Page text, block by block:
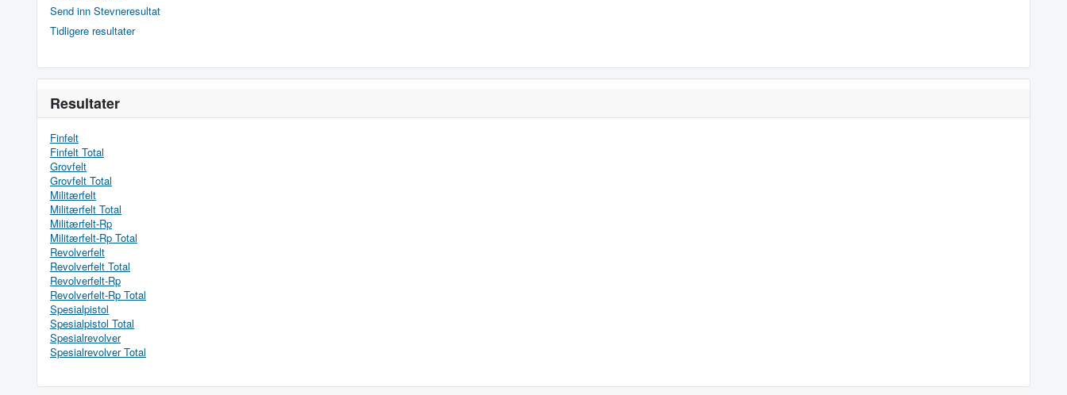
Send inn Stevneresultat
Tidligere resultater
Resultater
Finfelt
Finfelt Total
Grovfelt
Grovfelt Total
Militærfelt
Militærfelt Total
Militærfelt-Rp
Militærfelt-Rp Total
Revolverfelt
Revolverfelt Total
Revolverfelt-Rp
Revolverfelt-Rp Total
Spesialpistol
Spesialpistol Total
Spesialrevolver
Spesialrevolver Total